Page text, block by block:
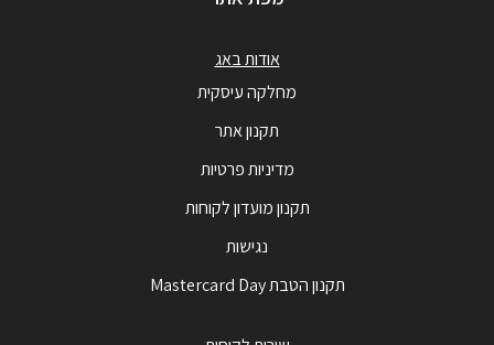
אודות באג
מחלקה עיסקית
תקנון אתר
מדיניות פרטיות
תקנון מועדון לקוחות
נגישות
תקנון הטבת Mastercard Day